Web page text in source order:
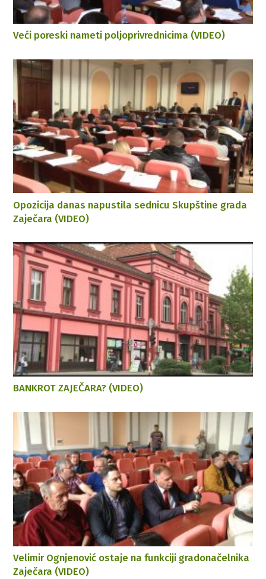
Veći poreski nameti poljoprivrednicima (VIDEO)
Opozicija danas napustila sednicu Skupštine grada
Zaječara (VIDEO)
BANKROT ZAJEČARA? (VIDEO)
Velimir Ognjenović ostaje na funkciji gradonačelnika
Zaječara (VIDEO)